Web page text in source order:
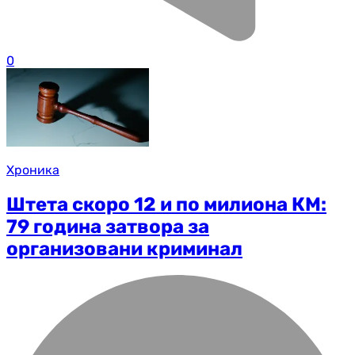
0
Хроника
Штета скоро 12 и по милиона КМ:
79 година затвора за
организовани криминал